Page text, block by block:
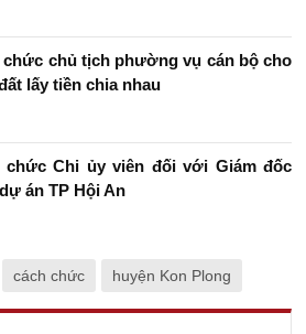
chức chủ tịch phường vụ cán bộ cho
lấy tiền chia nhau
chức Chi ủy viên đối với Giám đốc
án TP Hội An
cách chức huyện Kon Plong